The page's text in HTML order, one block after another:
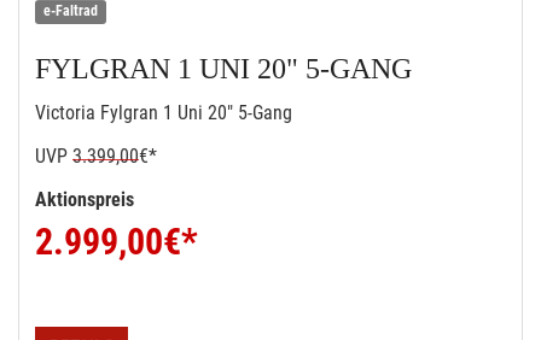
e-Faltrad
FYLGRAN 1 UNI 20" 5-GANG
Victoria Fylgran 1 Uni 20" 5-Gang
UVP 3.399,00€*
Aktionspreis
2.999,00€*